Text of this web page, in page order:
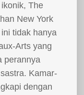
The
New York
tidak hanya
Arts yang
perannya
Kamar-
dengan